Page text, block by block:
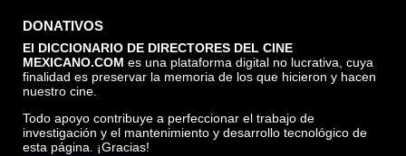
DONATIVOS
El DICCIONARIO DE DIRECTORES DEL CINE
MEXICANO.COM es una plataforma digital no lucrativa, cuya
finalidad es preservar la memoria de los que hicieron y hacen
nuestro cine.
Todo apoyo contribuye a perfeccionar el trabajo de
investigación y el mantenimiento y desarrollo tecnológico de
esta página. ¡Gracias!